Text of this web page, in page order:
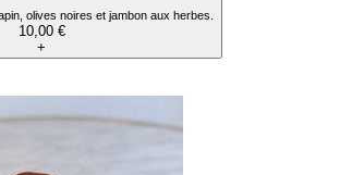
olives noires et jambon aux herbes.
10,00 €
+